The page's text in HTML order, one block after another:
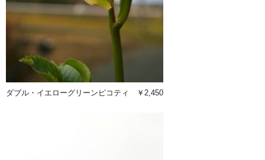
ダブル・イエローグリーンピコティ ￥2,450